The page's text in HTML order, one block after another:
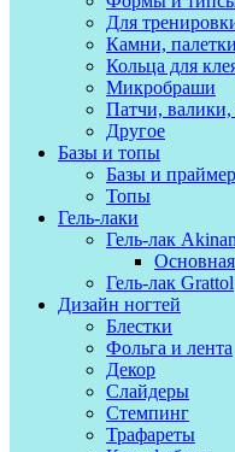
Для
Камни,
Кольца для
Микробраши
Патчи, валики,
Другое
Базы и топы
Базы и
Топы
Гель-лаки
Гель-лак
Гель-лак Grattol
Дизайн ногтей
Блестки
Фольга и лента
Декор
Слайдеры
Стемпинг
Трафареты